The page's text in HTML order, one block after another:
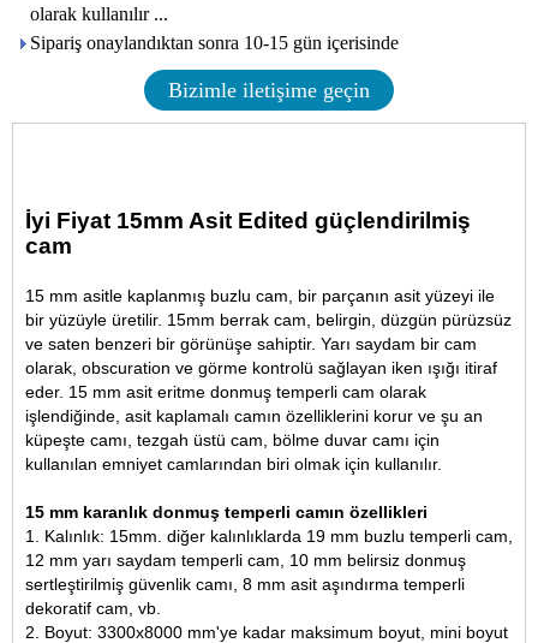
olarak kullanılır ...
Sipariş onaylandıktan sonra 10-15 gün içerisinde
Bizimle iletişime geçin
İyi Fiyat 15mm Asit Edited güçlendirilmiş
cam
15 mm asitle kaplanmış buzlu cam, bir parçanın asit yüzeyi ile
bir yüzüyle üretilir. 15mm berrak cam , belirgin, düzgün pürüzsüz
ve saten benzeri bir görünüşe sahiptir. Yarı saydam bir cam
olarak, obscuration ve görme kontrolü sağlayan iken ışığı itiraf
eder. 15 mm asit eritme donmuş temperli cam olarak
işlendiğinde, asit kaplamalı camın özelliklerini korur ve şu an
küpeşte camı, tezgah üstü cam, bölme duvar camı için
kullanılan emniyet camlarından biri olmak için kullanılır.
15 mm karanlık donmuş temperli camın özellikleri
1. Kalınlık: 15mm. diğer kalınlıklarda 19 mm buzlu temperli cam,
12 mm yarı saydam temperli cam , 10 mm belirsiz donmuş
sertleştirilmiş güvenlik camı, 8 mm asit aşındırma temperli
dekoratif cam , vb.
2. Boyut: 3300x8000 mm'ye kadar maksimum boyut, mini boyut